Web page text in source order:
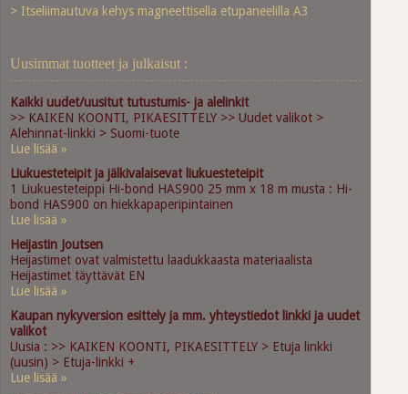
> Itseliimautuva kehys magneettisella etupaneelilla A3
Uusimmat tuotteet ja julkaisut :
Kaikki uudet/uusitut tutustumis- ja alelinkit
>> KAIKEN KOONTI, PIKAESITTELY >> Uudet valikot >
Alehinnat-linkki > Suomi-tuote
Lue lisää »
Liukuesteteipit ja jälkivalaisevat liukuesteteipit
1 Liukuesteteippi Hi-bond HAS900 25 mm x 18 m musta : Hi-
bond HAS900 on hiekkapaperipintainen
Lue lisää »
Heijastin Joutsen
Heijastimet ovat valmistettu laadukkaasta materiaalista
Heijastimet täyttävät EN
Lue lisää »
Kaupan nykyversion esittely ja mm. yhteystiedot linkki ja uudet
valikot
Uusia : >> KAIKEN KOONTI, PIKAESITTELY > Etuja linkki
(uusin) > Etuja-linkki +
Lue lisää »